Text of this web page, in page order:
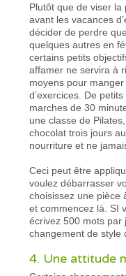
Plutôt que de viser
avant les vacances
décider de perdre
quelques autres en
certains petits
affamer ne servira à
moyens pour
d’exercices. De
marches de 30
une classe de
chocolat trois jours
nourriture et ne
Ceci peut être
voulez débarrasser
choisissez une pièce
et commencez là. SI
écrivez 500 mots par
changement de style
4. Une attitude